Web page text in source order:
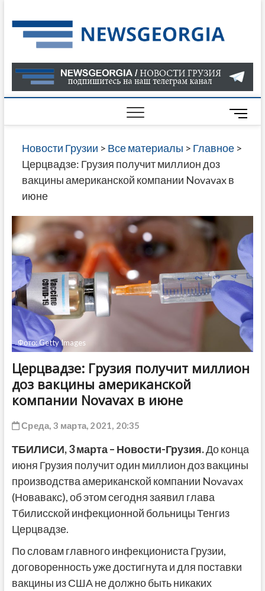
to
content
О
В
ГРУЗИИ
САЙТЕ
M
e
n
o
n
Новости Грузии > Все материалы > Главное>
Церцвадзе: Грузия получит миллион доз
вакцины американской компании Novavax в
июне
Фото: Getty Images
Церцвадзе: Грузия получит миллион
доз вакцины американской
компании Novavax в июне
Среда, 3 марта, 2021, 20:35
ТБИЛИСИ,3 марта– Новости-Грузия.До конца
июня Грузия получит один миллион доз вакцины
производства американской компании Novavax
(Новавакс), об этом сегодня заявил глава
Тбилисской инфекционной больницы Тенгиз
Церцвадзе.
По словам главного инфекциониста Грузии,
договоренность уже достигнута и для поставки
вакцины из США не должно быть никаких